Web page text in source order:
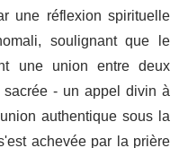
une réflexion spirituelle
soulignant que le
une union entre deux
- un appel divin à
authentique sous la